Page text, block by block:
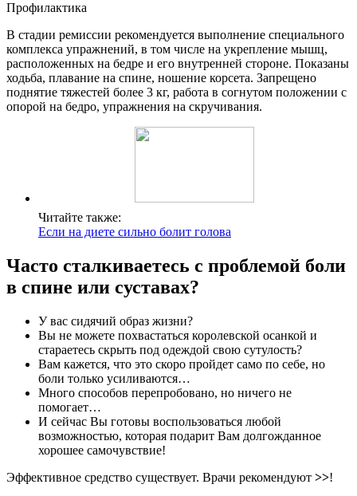
Профилактика
В стадии ремиссии рекомендуется выполнение специального
комплекса упражнений, в том числе на укрепление мышц,
расположенных на бедре и его внутренней стороне. Показаны
ходьба, плавание на спине, ношение корсета. Запрещено
поднятие тяжестей более 3 кг, работа в согнутом положении с
опорой на бедро, упражнения на скручивания.
Читайте также:
Если на диете сильно болит голова
Часто сталкиваетесь с проблемой боли
в спине или суставах?
У вас сидячий образ жизни?
Вы не можете похвастаться королевской осанкой и
стараетесь скрыть под одеждой свою сутулость?
Вам кажется, что это скоро пройдет само по себе, но
боли только усиливаются…
Много способов перепробовано, но ничего не
помогает…
И сейчас Вы готовы воспользоваться любой
возможностью, которая подарит Вам долгожданное
хорошее самочувствие!
Эффективное средство существует. Врачи рекомендуют >>!